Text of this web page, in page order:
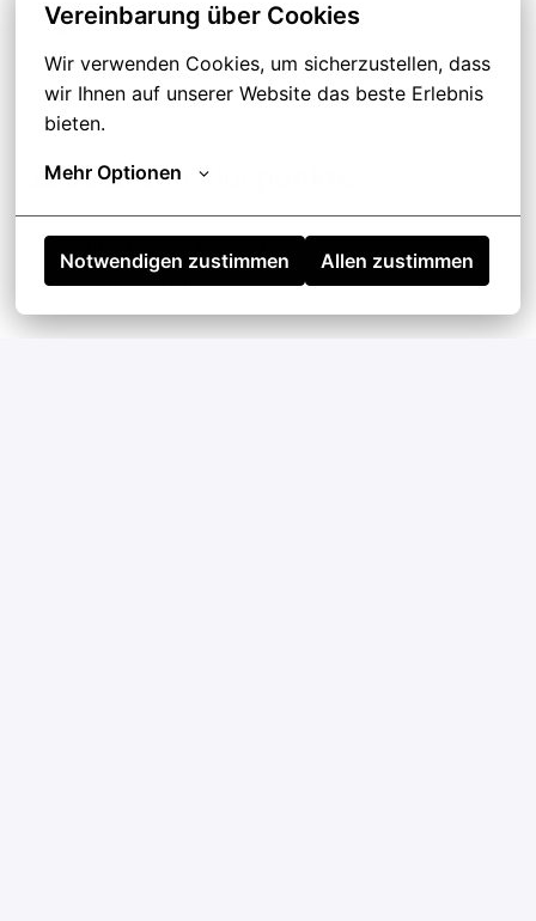
Vereinbarung über Cookies
Wir verwenden Cookies, um sicherzustellen, dass
wir Ihnen auf unserer Website das beste Erlebnis
bieten.
Mehr Optionen
Notwendigen zustimmen Allen zustimmen
Genauigkeit sowie selbständiges Arbeiten
Gute Deutschkenntnisse in Wort und Schrift
Zusätzliche Pluspunkte:
Staplerschein